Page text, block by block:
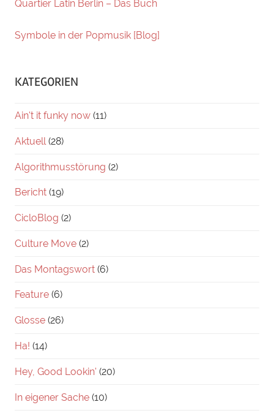
Quartier Latin Berlin – Das Buch
Symbole in der Popmusik [Blog]
KATEGORIEN
Ain't it funky now (11)
Aktuell (28)
Algorithmusstörung (2)
Bericht (19)
CicloBlog (2)
Culture Move (2)
Das Montagswort (6)
Feature (6)
Glosse (26)
Ha! (14)
Hey, Good Lookin' (20)
In eigener Sache (10)